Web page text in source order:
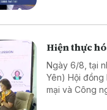
Hiện thực
Ngày 6/8, tại
Yên) Hội
mại và Công